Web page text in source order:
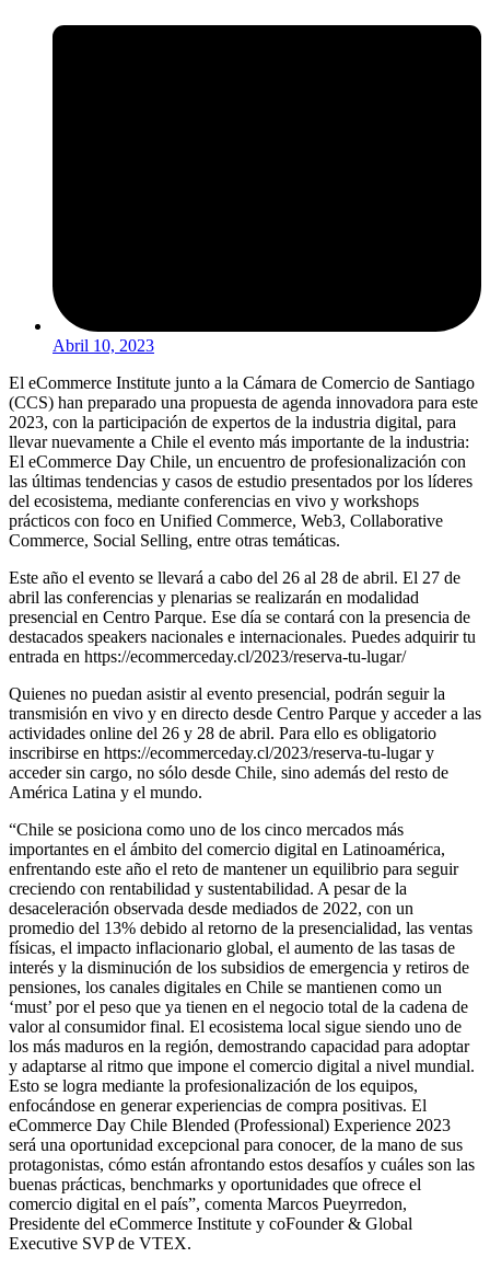
Abril 10, 2023
El eCommerce Institute junto a la Cámara de Comercio de Santiago
(CCS) han preparado una propuesta de agenda innovadora para este
2023, con la participación de expertos de la industria digital, para
llevar nuevamente a Chile el evento más importante de la industria:
El eCommerce Day Chile, un encuentro de profesionalización con
las últimas tendencias y casos de estudio presentados por los líderes
del ecosistema, mediante conferencias en vivo y workshops
prácticos con foco en Unified Commerce, Web3, Collaborative
Commerce, Social Selling, entre otras temáticas.
Este año el evento se llevará a cabo del 26 al 28 de abril. El 27 de
abril las conferencias y plenarias se realizarán en modalidad
presencial en Centro Parque. Ese día se contará con la presencia de
destacados speakers nacionales e internacionales. Puedes adquirir tu
entrada en https://ecommerceday.cl/2023/reserva-tu-lugar/
Quienes no puedan asistir al evento presencial, podrán seguir la
transmisión en vivo y en directo desde Centro Parque y acceder a las
actividades online del 26 y 28 de abril. Para ello es obligatorio
inscribirse en https://ecommerceday.cl/2023/reserva-tu-lugar y
acceder sin cargo, no sólo desde Chile, sino además del resto de
América Latina y el mundo.
“Chile se posiciona como uno de los cinco mercados más
importantes en el ámbito del comercio digital en Latinoamérica,
enfrentando este año el reto de mantener un equilibrio para seguir
creciendo con rentabilidad y sustentabilidad. A pesar de la
desaceleración observada desde mediados de 2022, con un
promedio del 13% debido al retorno de la presencialidad, las ventas
físicas, el impacto inflacionario global, el aumento de las tasas de
interés y la disminución de los subsidios de emergencia y retiros de
pensiones, los canales digitales en Chile se mantienen como un
‘must’ por el peso que ya tienen en el negocio total de la cadena de
valor al consumidor final. El ecosistema local sigue siendo uno de
los más maduros en la región, demostrando capacidad para adoptar
y adaptarse al ritmo que impone el comercio digital a nivel mundial.
Esto se logra mediante la profesionalización de los equipos,
enfocándose en generar experiencias de compra positivas. El
eCommerce Day Chile Blended (Professional) Experience 2023
será una oportunidad excepcional para conocer, de la mano de sus
protagonistas, cómo están afrontando estos desafíos y cuáles son las
buenas prácticas, benchmarks y oportunidades que ofrece el
comercio digital en el país”, comenta Marcos Pueyrredon,
Presidente del eCommerce Institute y coFounder & Global
Executive SVP de VTEX.